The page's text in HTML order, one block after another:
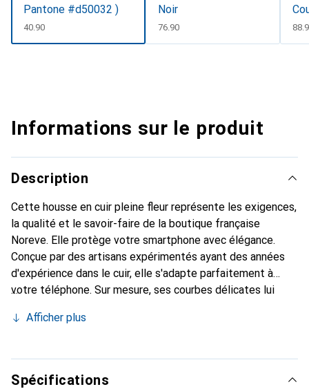
Pantone #d50032 )
CHF
40.90
Noir
CHF
76.90 CHF
Informations sur le produit
Description
Cette housse en cuir pleine fleur représente les exigences,
la qualité et le savoir-faire de la boutique française
Noreve. Elle protège votre smartphone avec élégance.
Conçue par des artisans expérimentés ayant des années
d'expérience dans le cuir, elle s'adapte parfaitement à
votre téléphone. Sur mesure, ses courbes délicates lui
l'accessoire chic et indispensable pour votre smartphone.
haute qualité, la marque Noreve est un choix fiable pour
une clientèle exigeante.
Afficher plus
Spécifications